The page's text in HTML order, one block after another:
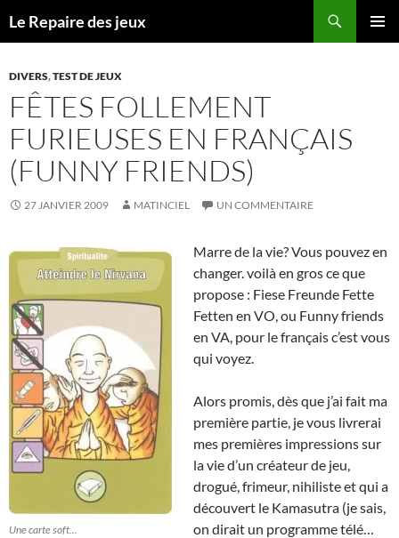
Le Repaire des jeux
CONTENU
DIVERS,TEST DE JEUX
FÊTES FOLLEMENT
FURIEUSES EN FRANÇAIS
(FUNNY FRIENDS)
27 JANVIER 2009 MATINCIEL UN COMMENTAIRE
Une carte soft...
Marre de la vie? Vous pouvez en
changer. voilà en gros ce que
propose : Fiese Freunde Fette
Fetten en VO, ou Funny friends
en VA, pour le français c’est vous
qui voyez.
Alors promis, dès que j’ai fait ma
première partie, je vous livrerai
mes premières impressions sur
la vie d’un créateur de jeu,
drogué, frimeur, nihiliste et qui a
découvert le Kamasutra (je sais,
on dirait un programme télé…